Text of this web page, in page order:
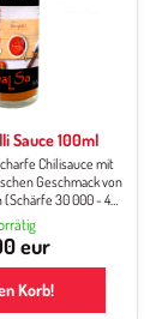
Sauce 100ml
Chilisauce mit
Geschmack von
30 000 - 40
SHU).
eur
Korb!